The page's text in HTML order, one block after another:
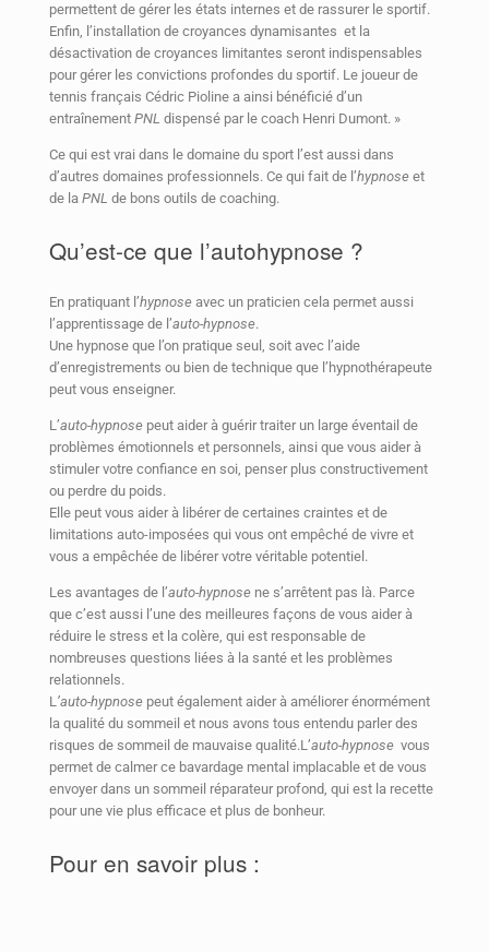
permettent de gérer les états internes et de rassurer le sportif.
Enfin, l’installation de croyances dynamisantes et la
désactivation de croyances limitantes seront indispensables
pour gérer les convictions profondes du sportif. Le joueur de
tennis français Cédric Pioline a ainsi bénéficié d’un
entraînement PNL dispensé par le coach Henri Dumont. »
Ce qui est vrai dans le domaine du sport l’est aussi dans
d’autres domaines professionnels. Ce qui fait de l’hypnose et
de la PNL de bons outils de coaching.
Qu’est-ce que l’autohypnose ?
En pratiquant l’hypnose avec un praticien cela permet aussi
l’apprentissage de l’auto-hypnose.
Une hypnose que l’on pratique seul, soit avec l’aide
d’enregistrements ou bien de technique que l’hypnothérapeute
peut vous enseigner.
L’auto-hypnose peut aider à guérir traiter un large éventail de
problèmes émotionnels et personnels, ainsi que vous aider à
stimuler votre confiance en soi, penser plus constructivement
ou perdre du poids.
Elle peut vous aider à libérer de certaines craintes et de
limitations auto-imposées qui vous ont empêché de vivre et
vous a empêchée de libérer votre véritable potentiel.
Les avantages de l’auto-hypnose ne s’arrêtent pas là. Parce
que c’est aussi l’une des meilleures façons de vous aider à
réduire le stress et la colère, qui est responsable de
nombreuses questions liées à la santé et les problèmes
relationnels.
L ’auto-hypnose peut également aider à améliorer énormément
la qualité du sommeil et nous avons tous entendu parler des
risques de sommeil de mauvaise qualité.L’auto-hypnose vous
permet de calmer ce bavardage mental implacable et de vous
envoyer dans un sommeil réparateur profond, qui est la recette
pour une vie plus efficace et plus de bonheur.
Pour en savoir plus :